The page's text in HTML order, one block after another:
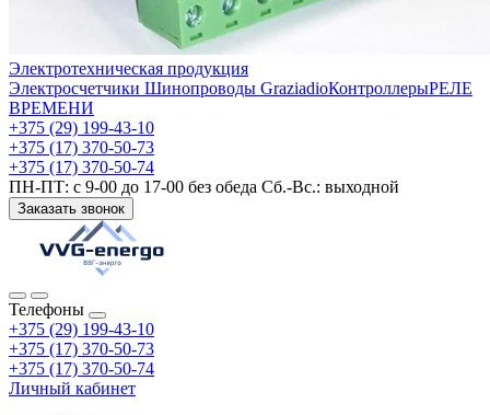
Электротехническая продукция
Электросчетчики Шинопроводы GraziadioКонтроллерыРЕЛЕ
ВРЕМЕНИ
+375 (29) 199-43-10
+375 (17) 370-50-73
+375 (17) 370-50-74
ПН-ПТ: с 9-00 до 17-00 без обеда Сб.-Вс.: выходной
Заказать звонок
Телефоны
+375 (29) 199-43-10
+375 (17) 370-50-73
+375 (17) 370-50-74
Личный кабинет